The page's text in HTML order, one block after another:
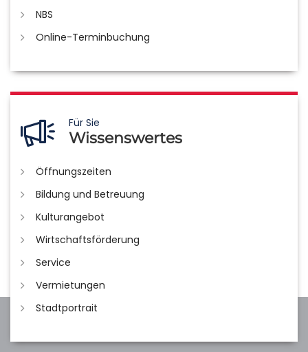
NBS
Online-Terminbuchung
Für Sie
Wissenswertes
Öffnungszeiten
Bildung und Betreuung
Kulturangebot
Wirtschaftsförderung
Service
Vermietungen
Stadtportrait